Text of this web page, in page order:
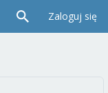
Zaloguj się